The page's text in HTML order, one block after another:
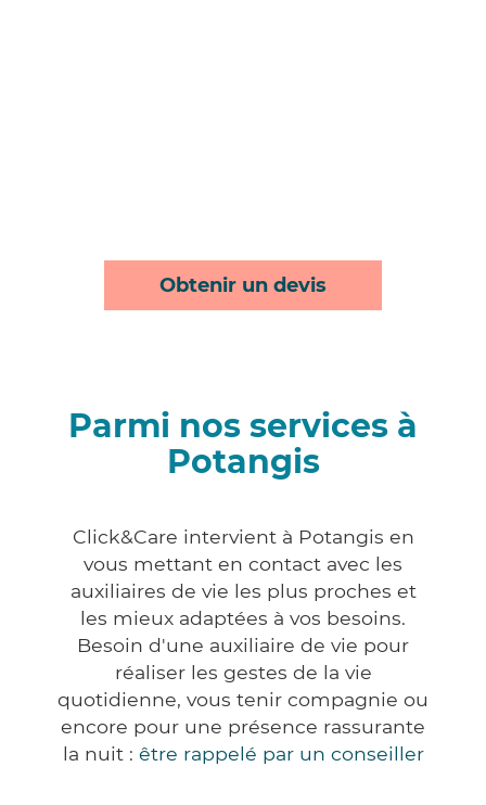
Obtenir un devis
Parmi nos services à
Potangis
Click&Care intervient à Potangis en
vous mettant en contact avec les
auxiliaires de vie les plus proches et
les mieux adaptées à vos besoins.
Besoin d'une auxiliaire de vie pour
réaliser les gestes de la vie
quotidienne, vous tenir compagnie ou
encore pour une présence rassurante
la nuit : être rappelé par un conseiller